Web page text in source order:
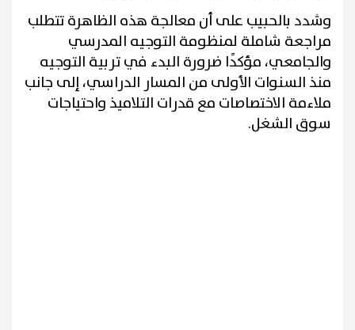
وشدد بالحبيب على أن معالجة هذه الظاهرة تتطلب
مراجعة شاملة لمنظومة التوجيه المدرسي
والجامعي، مؤكدًا ضرورة البدء في تربية التوجيه
منذ السنوات الأولى من المسار الدراسي، إلى جانب
ملاءمة الاختصاصات مع قدرات التلاميذ واحتياجات
سوق الشغل.